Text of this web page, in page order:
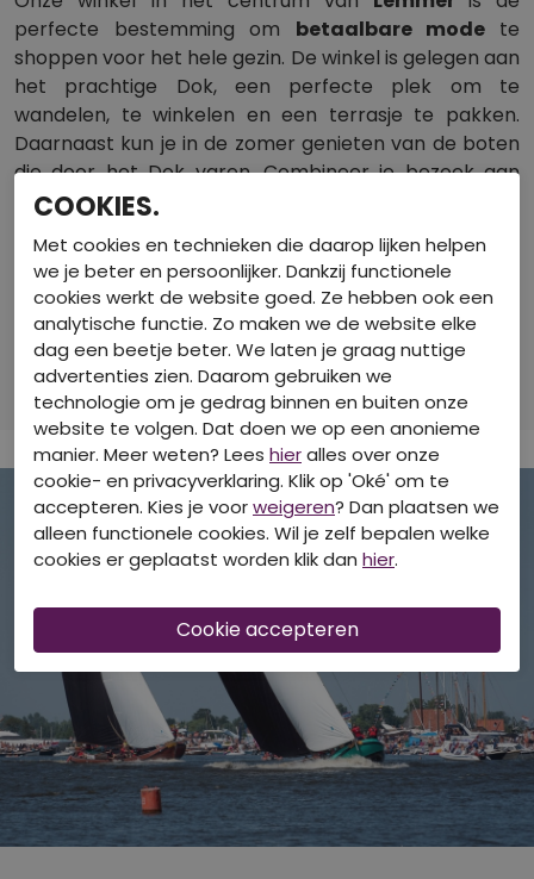
perfecte bestemming om betaalbare mode te
shoppen voor het hele gezin. De winkel is gelegen aan
het prachtige Dok, een perfecte plek om te
wandelen, te winkelen en een terrasje te pakken.
Daarnaast kun je in de zomer genieten van de boten
die door het Dok varen. Combineer je bezoek aan
Jensen Family Shop met een uitstapje naar het
werkende stoomgemaal ter wereld. Dit
indrukwekkende stoomgemaal wordt bij hoge
waterstanden nog steeds door Wetterskip Fryslân
ingezet om overstromingen in Friesland te
voorkomen.
COOKIES.
Met cookies en technieken die daarop lijken helpen
we je beter en persoonlijker. Dankzij functionele
cookies werkt de website goed. Ze hebben ook een
analytische functie. Zo maken we de website elke
dag een beetje beter. We laten je graag nuttige
advertenties zien. Daarom gebruiken we
technologie om je gedrag binnen en buiten onze
website te volgen. Dat doen we op een anonieme
manier. Meer weten? Lees hieralles over onze
cookie- en privacyverklaring. Klik op 'Oké' om te
accepteren. Kies je voorweigeren? Dan plaatsen we
alleen functionele cookies. Wil je zelf bepalen welke
cookies er geplaatst worden klik dan hier.